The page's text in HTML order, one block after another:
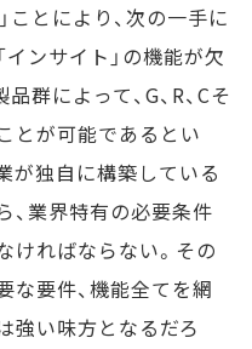
ことにより、次の一手に
ンサイト」の機能が欠
群によって、G、R、Cそ
とが可能であるとい
が独自に構築している
、業界特有の必要条件
ければならない。その
な要件、機能全てを網
強い味方となるだろ